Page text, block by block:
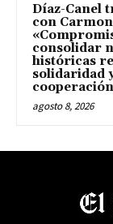
Díaz-Canel
con
consolidar
históricas
solidaridad
agosto 8, 2026